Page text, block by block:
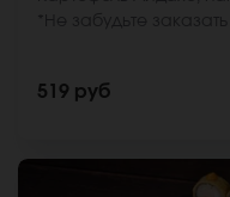
вид блюда может
519 руб